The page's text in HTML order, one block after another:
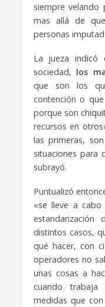
siempre
mas allá de
personas
La jueza indicó
sociedad, los
que son los
contención o
porque son
recursos en
las primeras,
situaciones para
subrayó.
Puntualizó
«se lleve a
distintos casos,
qué hacer, con
operadores no
unas cosas a
cuando
medidas que